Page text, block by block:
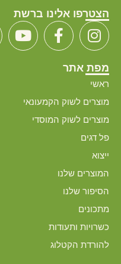
הצטרפו אלינו ברשת
מפת אתר
ראשי
מוצרים לשוק הקמעונאי
מוצרים לשוק המוסדי
פל דגים
ייצוא
המוצרים שלנו
הסיפור שלנו
מתכונים
כשרויות ותעודות
להורדת הקטלוג